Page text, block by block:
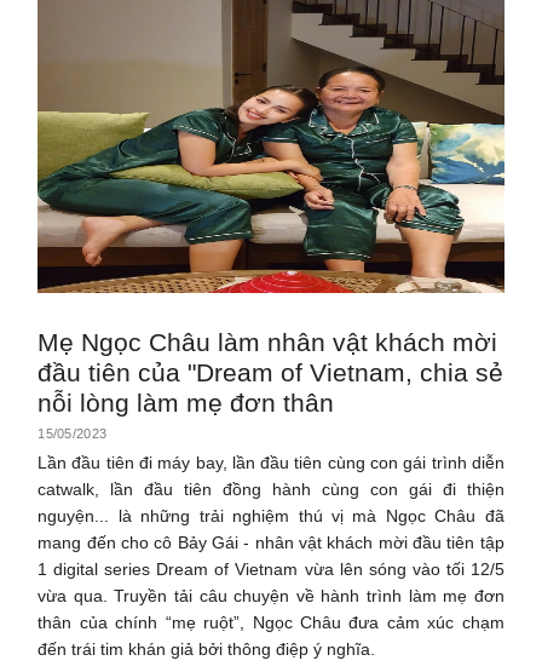
Mẹ Ngọc Châu làm nhân vật khách mời
đầu tiên của "Dream of Vietnam, chia sẻ
nỗi lòng làm mẹ đơn thân
15/05/2023
Lần đầu tiên đi máy bay, lần đầu tiên cùng con gái trình diễn
catwalk, lần đầu tiên đồng hành cùng con gái đi thiện
nguyện... là những trải nghiệm thú vị mà Ngọc Châu đã
mang đến cho cô Bảy Gái - nhân vật khách mời đầu tiên tập
1 digital series Dream of Vietnam vừa lên sóng vào tối 12/5
vừa qua. Truyền tải câu chuyện về hành trình làm mẹ đơn
thân của chính “mẹ ruột”, Ngọc Châu đưa cảm xúc chạm
đến trái tim khán giả bởi thông điệp ý nghĩa.